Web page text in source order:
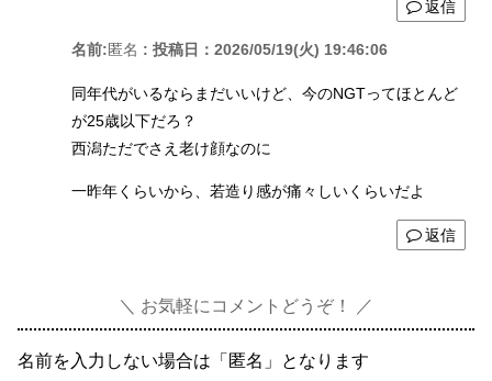
返信
名前:匿名 : 投稿日：2026/05/19(火) 19:46:06
同年代がいるならまだいいけど、今のNGTってほとんど
が25歳以下だろ？
西潟ただでさえ老け顔なのに
一昨年くらいから、若造り感が痛々しいくらいだよ
返信
お気軽にコメントどうぞ！
名前を入力しない場合は「匿名」となります